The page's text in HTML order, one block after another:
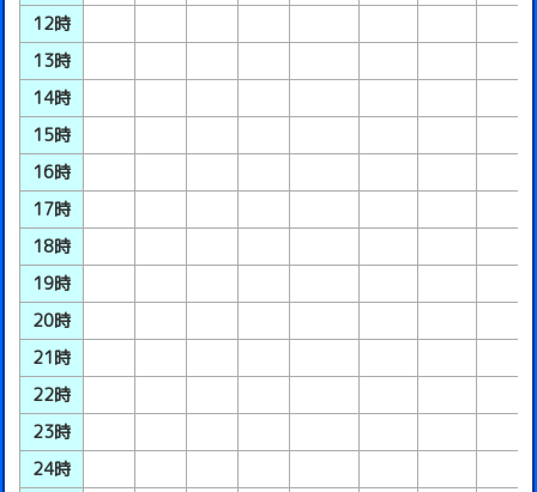
12時
13時
14時
15時
16時
17時
18時
19時
20時
21時
22時
23時
24時